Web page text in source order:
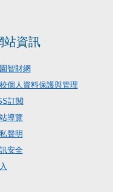
站資訊
智財網
個人資料保護與管理
訂閱
導覽
聲明
安全